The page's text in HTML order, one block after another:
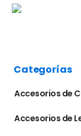
Categorías
Accesorios de
Accesorios de